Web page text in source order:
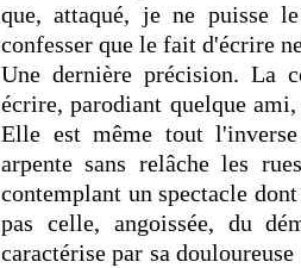
que, attaqué, je ne puisse
confesser que le fait d'écrire
Une dernière précision. La
écrire, parodiant quelque
Elle est même tout
arpente sans relâche les
contemplant un spectacle
pas celle, angoissée, du
caractérise par sa